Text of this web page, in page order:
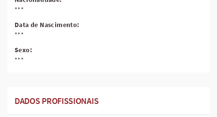
***
Data de Nascimento:
***
Sexo:
***
DADOS PROFISSIONAIS